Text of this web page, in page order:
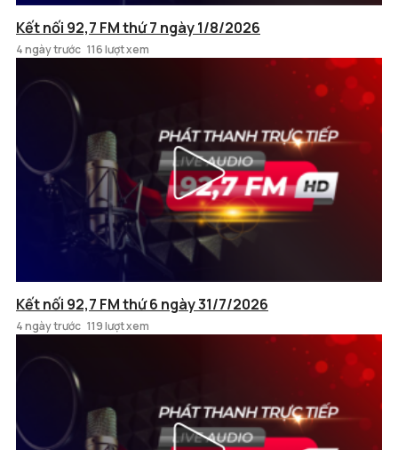
Kết nối 92,7 FM thứ 7 ngày 1/8/2026
4 ngày trước 116 lượt xem
Kết nối 92,7 FM thứ 6 ngày 31/7/2026
4 ngày trước 119 lượt xem